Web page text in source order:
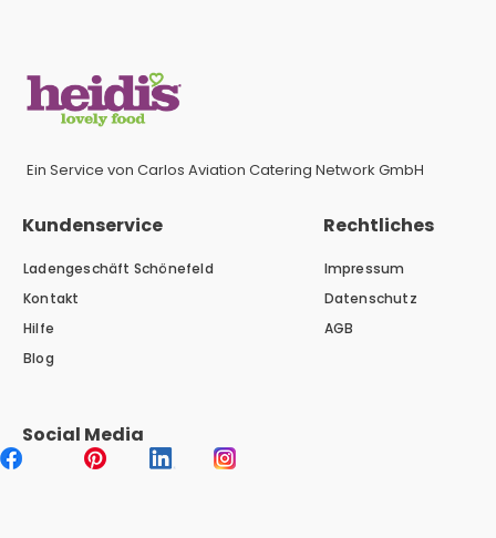
Ein Service von Carlos Aviation Catering Network GmbH
Kundenservice
Ladengeschäft Schönefeld
Kontakt
Hilfe
Blog
Rechtliches
Impressum
Datenschutz
AGB
Social Media